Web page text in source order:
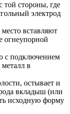
той стороны, где
электрод
вставляют
огнеупорной
с подключением
в
остывает и
рода вкладыш (или
исходную форму